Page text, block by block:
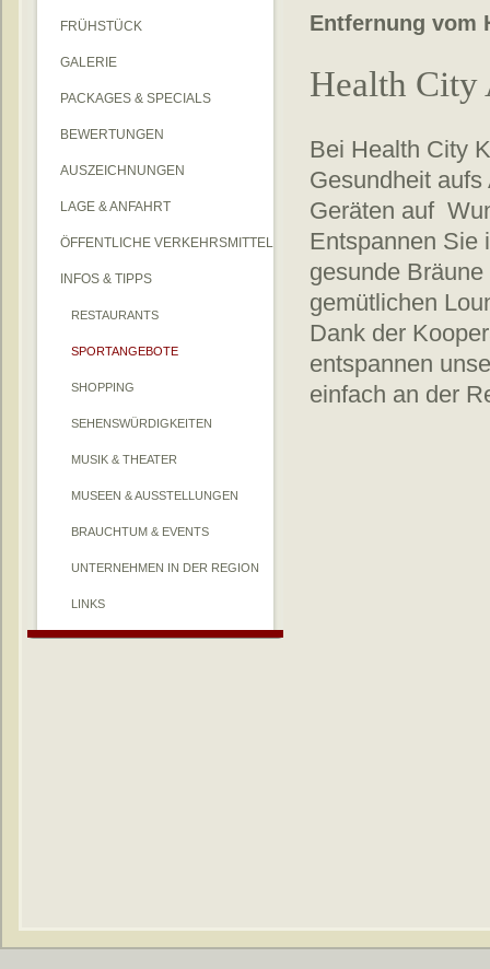
FRÜHSTÜCK
GALERIE
PACKAGES & SPECIALS
BEWERTUNGEN
AUSZEICHNUNGEN
LAGE & ANFAHRT
ÖFFENTLICHE VERKEHRSMITTEL
INFOS & TIPPS
RESTAURANTS
SPORTANGEBOTE
SHOPPING
SEHENSWÜRDIGKEITEN
MUSIK & THEATER
MUSEEN & AUSSTELLUNGEN
BRAUCHTUM & EVENTS
UNTERNEHMEN IN DER REGION
LINKS
Entfernung vom
Health City
Bei Health City
Gesundheit
Geräten auf
Entspannen Sie
gesunde
gemütlichen
Dank der
entspannen
einfach an der